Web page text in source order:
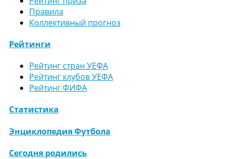
Правила
Коллективный прогноз
Рейтинги
Рейтинг стран УЕФА
Рейтинг клубов УЕФА
Рейтинг ФИФА
Статистика
Энциклопедия Футбола
Сегодня родились